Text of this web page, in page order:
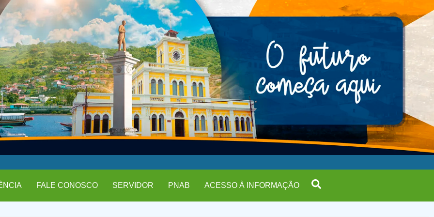
FALE CONOSCO SERVIDOR PNAB ACESSO À INFORMAÇÃO